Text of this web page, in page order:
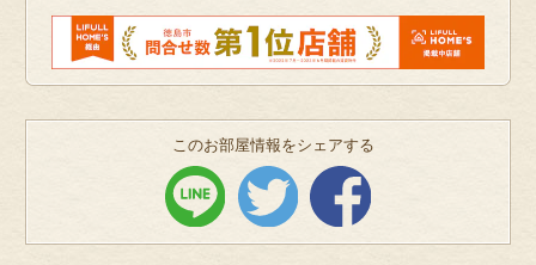
このお部屋情報をシェアする